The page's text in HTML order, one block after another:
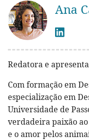
Ana
Redatora e
Com formação em
especialização em
Universidade de
verdadeira paixão
e o amor pelos